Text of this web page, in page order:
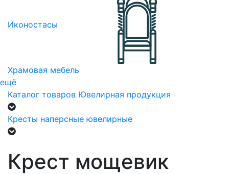
Иконостасы
Храмовая мебель
ещё
Каталог товаров Ювелирная продукция
Кресты наперсные ювелирные
Крест мощевик